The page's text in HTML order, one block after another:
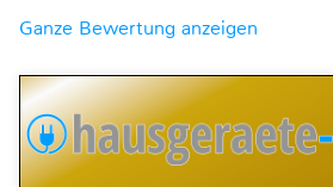
Ganze Bewertung anzeigen